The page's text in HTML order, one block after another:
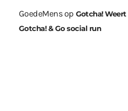
GoedeMensop Gotcha!
Gotcha! & Go social run